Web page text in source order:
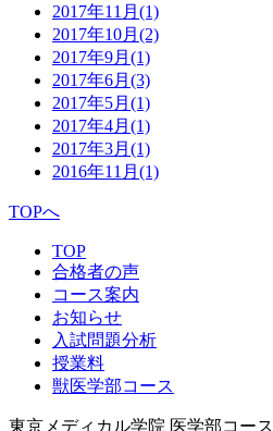
2017年11月 (1)
2017年10月 (2)
2017年9月 (1)
2017年6月 (3)
2017年5月 (1)
2017年4月 (1)
2017年3月 (1)
2016年11月 (1)
TOPへ
TOP
合格者の声
コース案内
お知らせ
入試問題分析
授業料
獣医学部コース
東京メディカル学院 医学部コース